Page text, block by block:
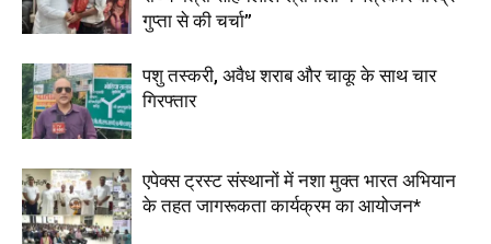
गुप्ता से की चर्चा”
पशु तस्करी, अवैध शराब और चाकू के साथ चार
गिरफ्तार
एपेक्स ट्रस्ट संस्थानों में नशा मुक्त भारत अभियान
के तहत जागरूकता कार्यक्रम का आयोजन*